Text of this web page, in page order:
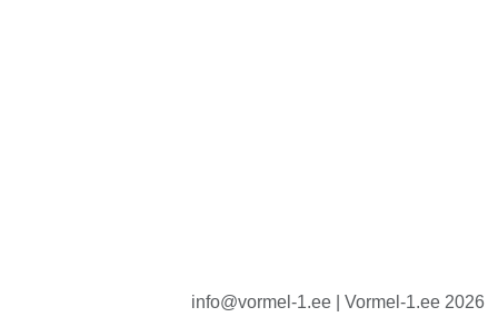
info@vormel-1.ee | Vormel-1.ee 2026